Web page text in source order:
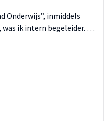
Onderwijs”, inmiddels
was ik intern begeleider. …